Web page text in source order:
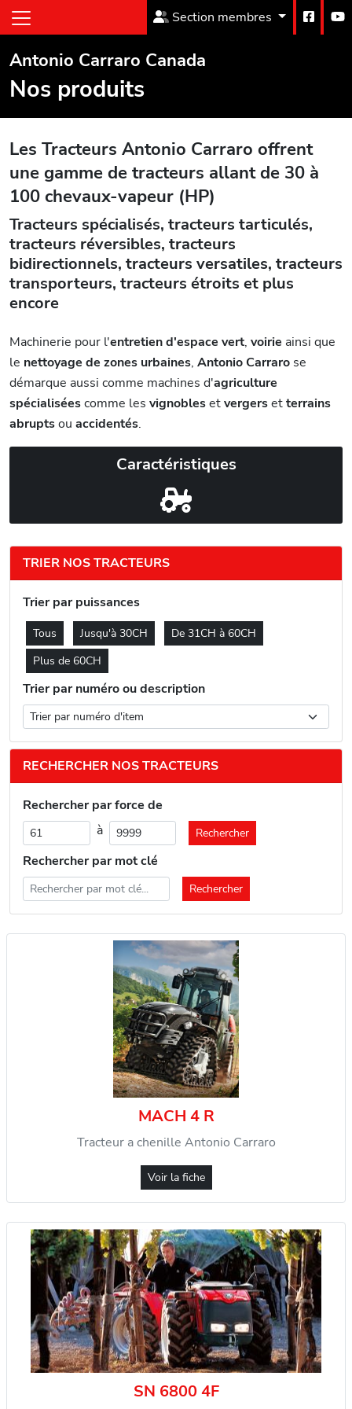
Section membres
Antonio Carraro Canada
Nos produits
Les Tracteurs Antonio Carraro offrent
une gamme de tracteurs allant de 30 à
100 chevaux-vapeur (HP)
Tracteurs spécialisés, tracteurs tarticulés,
tracteurs réversibles, tracteurs
bidirectionnels, tracteurs versatiles, tracteurs
transporteurs, tracteurs étroits et plus
encore
Machinerie pour l'entretien d'espace vert, voirie ainsi que
le nettoyage de zones urbaines, Antonio Carraro se
démarque aussi comme machines d'agriculture
spécialiséescomme les vignoblesetvergersetterrains
abruptsou accidentés.
Caractéristiques
TRIER NOS TRACTEURS
Trier par puissances
Tous Jusqu'à 30CH
De 31CH à 60CH
Plus de 60CH
Trier par numéro ou description
RECHERCHER NOS TRACTEURS
Rechercher par force de
à
Rechercher par mot clé
MACH 4 R
Tracteur a chenille Antonio Carraro
Voir la fiche
SN 6800 4F